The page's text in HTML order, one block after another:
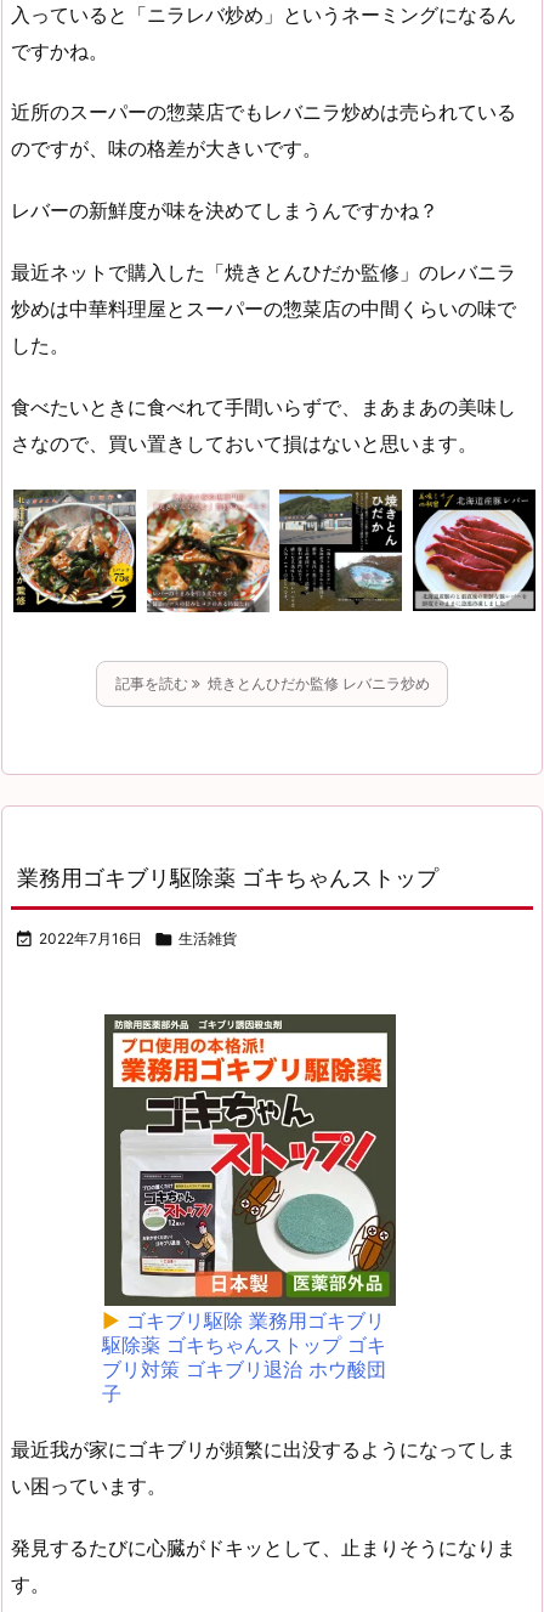
入っていると「ニラレバ炒め」というネーミングになるん
ですかね。
近所のスーパーの惣菜店でもレバニラ炒めは売られている
のですが、味の格差が大きいです。
レバーの新鮮度が味を決めてしまうんですかね？
最近ネットで購入した「焼きとんひだか監修」のレバニラ
炒めは中華料理屋とスーパーの惣菜店の中間くらいの味で
した。
食べたいときに食べれて手間いらずで、まあまあの美味し
さなので、買い置きしておいて損はないと思います。
記事を読む 焼きとんひだか監修 レバニラ炒め
業務用ゴキブリ駆除薬 ゴキちゃんストップ
 2022年7月16日  生活雑貨
▶ ゴキブリ駆除 業務用ゴキブリ
駆除薬 ゴキちゃんストップ ゴキ
ブリ対策 ゴキブリ退治 ホウ酸団
子
最近我が家にゴキブリが頻繁に出没するようになってしま
い困っています。
発見するたびに心臓がドキッとして、止まりそうになりま
す。